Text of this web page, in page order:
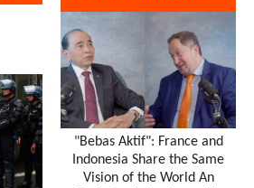
"Bebas Aktif": France and
Indonesia Share the Same
Vision of the World An